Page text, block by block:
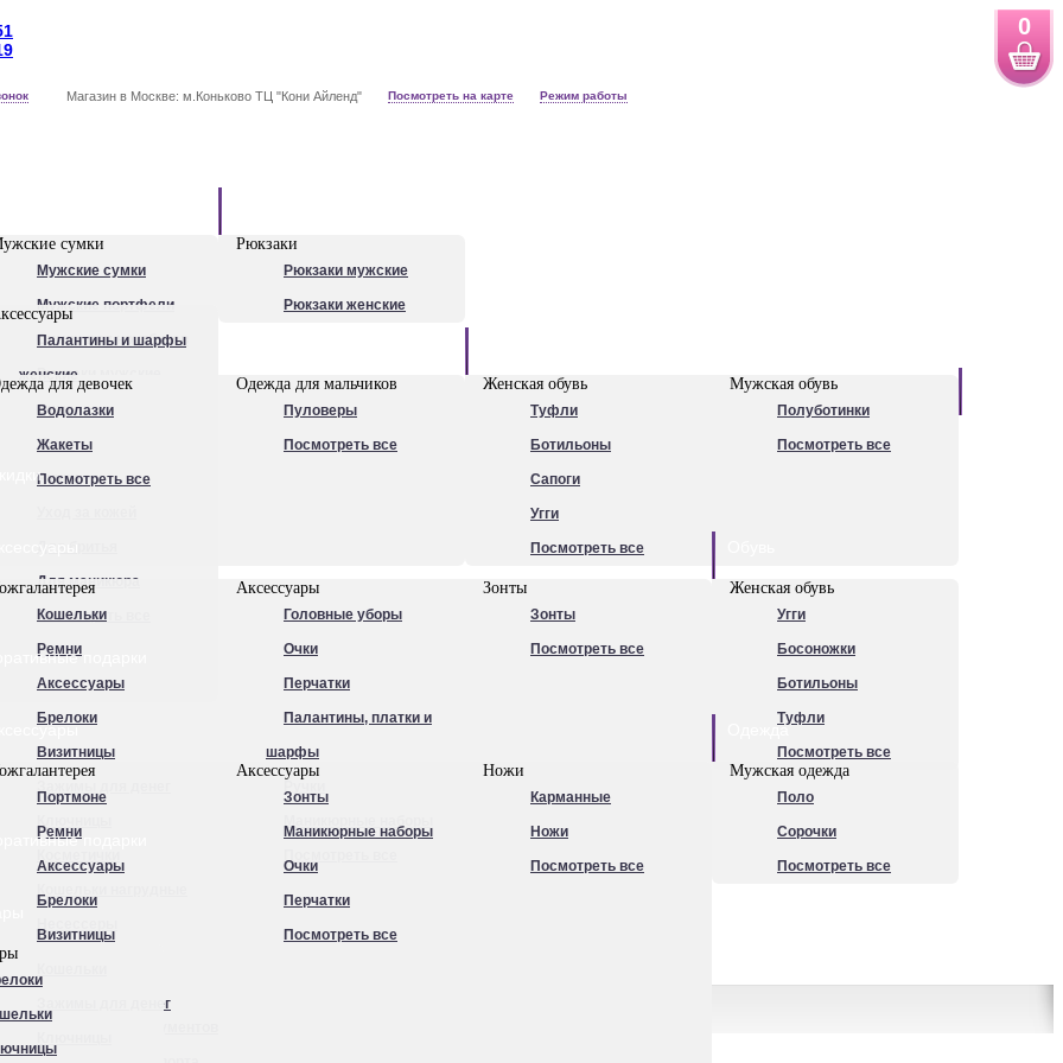
0
Магазин в Москве: м.Коньково ТЦ "Кони Айленд" Посмотреть на карте Режим работы
сумки
Мужские сумки
Мужские портфели
Сумки для ноутбуков
Рюкзаки мужские
Посмотреть все
Рюкзаки
Рюкзаки мужские
Рюкзаки женские
Палантины и шарфы
женские
Очки
Ножи
Ручки
Для маникюра
Посмотреть все
для девочек
Водолазки
Жакеты
Посмотреть все
Одежда для мальчиков
Пуловеры
Посмотреть все
Женская обувь
Туфли
Ботильоны
Сапоги
Угги
Посмотреть все
Мужская обувь
Полуботинки
Посмотреть все
Кошельки
Ремни
Аксессуары
Брелоки
Визитницы
Аксессуары
Головные уборы
Очки
Перчатки
Палантины, платки и
шарфы
Зонты
Зонты
Посмотреть все
Женская обувь
Угги
Босоножки
Ботильоны
Туфли
Посмотреть все
подарки
Портмоне
Ремни
Аксессуары
Брелоки
Визитницы
Зажимы для денег
Аксессуары
Зонты
Маникюрные наборы
Очки
Перчатки
Посмотреть все
Ножи
Карманные
Ножи
Посмотреть все
Одежда
Мужская одежда
Поло
Сорочки
Посмотреть все
подарки